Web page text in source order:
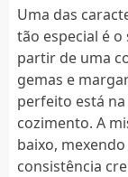
Uma das
tão especial é
partir de uma
gemas e
perfeito está
cozimento. A
baixo,
consistência